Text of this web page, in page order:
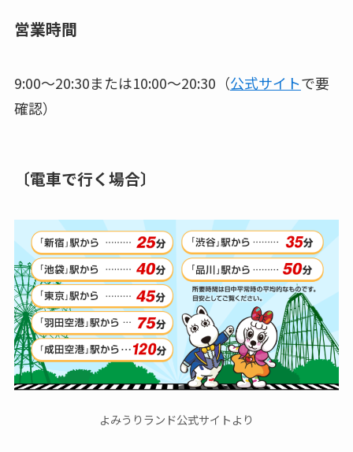
営業時間
9:00～20:30または10:00～20:30（公式サイトで要
確認）
〔電車で行く場合〕
よみうりランド公式サイトより